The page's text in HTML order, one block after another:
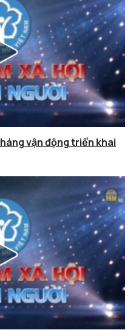
vận động triển khai